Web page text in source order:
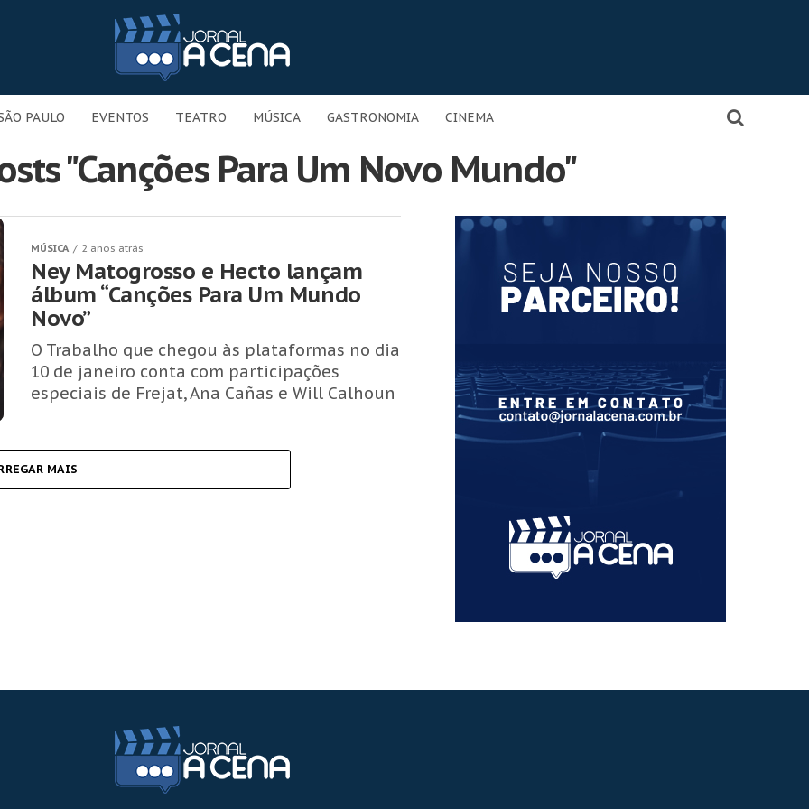
PAULO EVENTOS TEATRO MÚSICA GASTRONOMIA CINEMA
"Canções Para Um Novo Mundo"
MÚSICA 2 anos atrás
Ney Matogrosso e Hecto lançam
álbum “Canções Para Um Mundo
Novo”
O Trabalho que chegou às plataformas no dia
10 de janeiro conta com participações
especiais de Frejat, Ana Cañas e Will Calhoun
MAIS